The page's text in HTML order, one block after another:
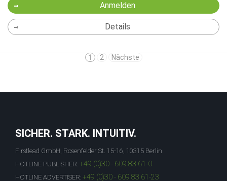
Anmelden
Details
1 2 Nächste
SICHER. STARK. INTUITIV.
Firstlead GmbH, Rosenfelder St. 15-16, 10315 Berlin
HOTLINE PUBLISHER: +49 (0)30 - 609 83 61-0
HOTLINE ADVERTISER: +49 (0)30 - 609 83 61-23